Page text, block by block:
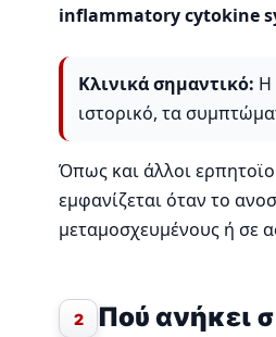
inflammatory cytokine
Κλινικά σημαντικό: Η
ιστορικό, τα
Όπως και άλλοι
εμφανίζεται όταν το
μεταμοσχευμένους ή σε
2 Πού ανήκει